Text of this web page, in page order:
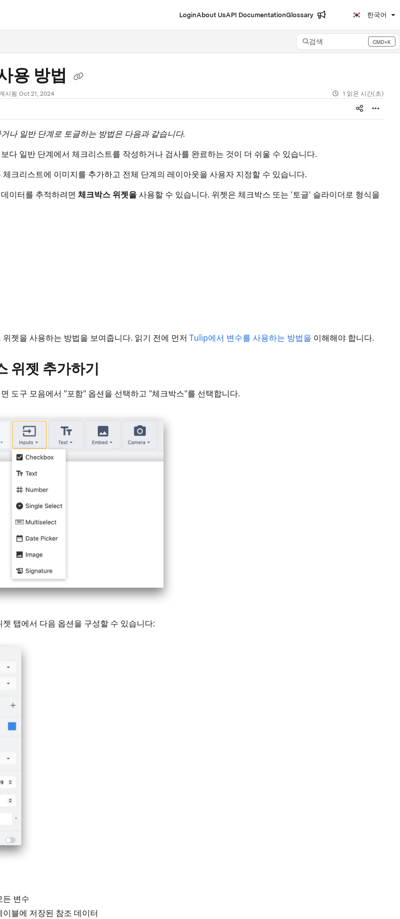
LoginAbout UsAPI DocumentationGlossary 한국어
검색 CMD+K
Press CMD+K to open search
용 방법
시됨 Oct 21, 2024 1 읽은 시간(초)
나 일반 단계로 토글하는 방법은 다음과 같습니다.
다 일반 단계에서 체크리스트를 작성하거나 검사를 완료하는 것이 더 쉬울 수 있습니다.
크리스트에 이미지를 추가하고 전체 단계의 레이아웃을 사용자 지정할 수 있습니다.
이터를 추적하려면 체크박스 위젯을사용할 수 있습니다. 위젯은 체크박스 또는 '토글' 슬라이더로 형식을
젯을 사용하는 방법을 보여줍니다. 읽기 전에 먼저 Tulip에서 변수를 사용하는 방법을 이해해야 합니다.
위젯 추가하기
도구 모음에서 "포함" 옵션을 선택하고 "체크박스"를 선택합니다.
탭에서 다음 옵션을 구성할 수 있습니다:
든 변수
블에 저장된 참조 데이터